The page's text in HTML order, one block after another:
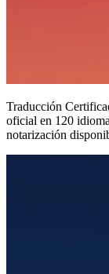
Traducción
oficial en 120
notarización